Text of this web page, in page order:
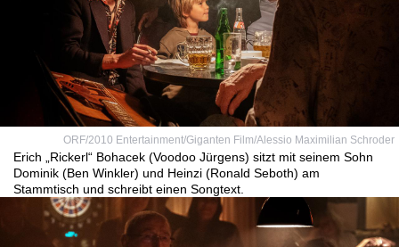
ORF/2010 Entertainment/Giganten Film/Alessio Maximilian Schroder
Erich „Rickerl“ Bohacek (Voodoo Jürgens) sitzt mit seinem Sohn
Dominik (Ben Winkler) und Heinzi (Ronald Seboth) am
Stammtisch und schreibt einen Songtext.